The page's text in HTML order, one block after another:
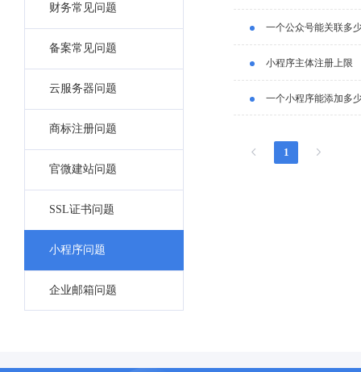
财务常见问题
备案常见问题
云服务器问题
商标注册问题
官微建站问题
SSL证书问题
小程序问题
企业邮箱问题
一个公众号能关联多
小程序主体注册上限
一个小程序能添加多
1